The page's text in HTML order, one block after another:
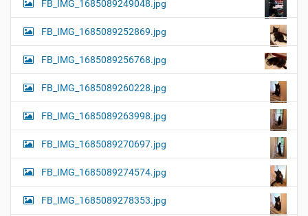
FB_IMG_1685089249048.jpg
FB_IMG_1685089252869.jpg
FB_IMG_1685089256768.jpg
FB_IMG_1685089260228.jpg
FB_IMG_1685089263998.jpg
FB_IMG_1685089270697.jpg
FB_IMG_1685089274574.jpg
FB_IMG_1685089278353.jpg